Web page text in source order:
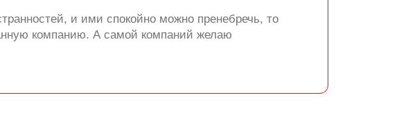
и ими спокойно можно пренебречь, то
компанию. А самой компаний желаю